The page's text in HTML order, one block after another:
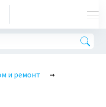
и ремонт